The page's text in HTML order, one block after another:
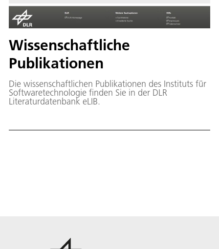
Wissenschaftliche
Publikationen
Die wissenschaftlichen Publikationen des Instituts für
Softwaretechnologie finden Sie in der DLR
Literaturdatenbank eLIB.